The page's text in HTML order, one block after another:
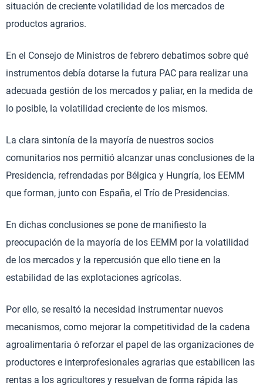
situación de creciente volatilidad de los mercados de
productos agrarios.
En el Consejo de Ministros de febrero debatimos sobre qué
instrumentos debía dotarse la futura PAC para realizar una
adecuada gestión de los mercados y paliar, en la medida de
lo posible, la volatilidad creciente de los mismos.
La clara sintonía de la mayoría de nuestros socios
comunitarios nos permitió alcanzar unas conclusiones de la
Presidencia, refrendadas por Bélgica y Hungría, los EEMM
que forman, junto con España, el Trío de Presidencias.
En dichas conclusiones se pone de manifiesto la
preocupación de la mayoría de los EEMM por la volatilidad
de los mercados y la repercusión que ello tiene en la
estabilidad de las explotaciones agrícolas.
Por ello, se resaltó la necesidad instrumentar nuevos
mecanismos, como mejorar la competitividad de la cadena
agroalimentaria ó reforzar el papel de las organizaciones de
productores e interprofesionales agrarias que estabilicen las
rentas a los agricultores y resuelvan de forma rápida las